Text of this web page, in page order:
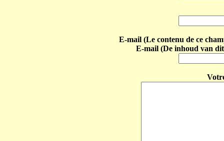
E-mail (Le contenu de ce
E-mail (De inhoud van